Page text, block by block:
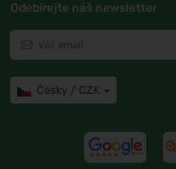
Odebírejte náš newsletter
Česky / CZK